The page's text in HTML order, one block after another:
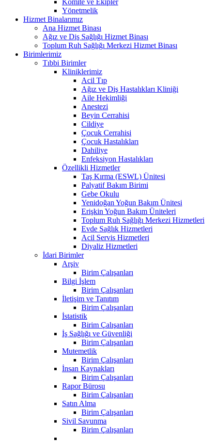
Yönetmelik
Hizmet Binalarımız
Ana Hizmet Binası
Ağız ve Diş Sağlığı Hizmet Binası
Toplum Ruh Sağlığı Merkezi Hizmet Binası
Birimlerimiz
Tıbbi Birimler
Kliniklerimiz
Acil Tıp
Ağız ve Diş Hastalıkları Kliniği
Aile Hekimliği
Anestezi
Beyin Cerrahisi
Cildiye
Çocuk Cerrahisi
Çocuk Hastalıkları
Dahiliye
Enfeksiyon Hastalıkları
Özellikli Hizmetler
Taş Kırma (ESWL) Ünitesi
Palyatif Bakım Birimi
Gebe Okulu
Yenidoğan Yoğun Bakım Ünitesi
Erişkin Yoğun Bakım Üniteleri
Toplum Ruh Sağlığı Merkezi Hizmetleri
Evde Sağlık Hizmetleri
Acil Servis Hizmetleri
Diyaliz Hizmetleri
İdari Birimler
Arşiv
Birim Çalışanları
Bilgi İşlem
Birim Çalışanları
İletişim ve Tanıtım
Birim Çalışanları
İstatistik
Birim Çalışanları
İş Sağlığı ve Güvenliği
Birim Çalışanları
Mutemetlik
Birim Çalışanları
İnsan Kaynakları
Birim Çalışanları
Rapor Bürosu
Birim Çalışanları
Satın Alma
Birim Çalışanları
Sivil Savunma
Birim Çalışanları